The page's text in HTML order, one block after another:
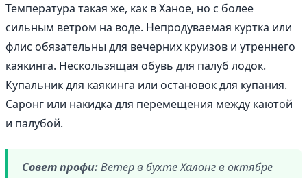
Температура такая же, как в Ханое, но с более
сильным ветром на воде. Непродуваемая куртка или
флис обязательны для вечерних круизов и утреннего
каякинга. Нескользящая обувь для палуб лодок.
Купальник для каякинга или остановок для купания.
Саронг или накидка для перемещения между каютой
и палубой.
Совет профи:Ветер в бухте Халонг в октябре